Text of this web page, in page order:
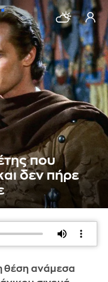
που
δεν πήρε
θέση ανάμεσα